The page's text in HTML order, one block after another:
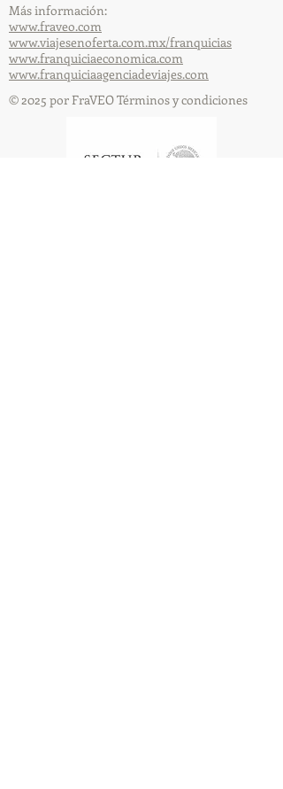
Más información:
www.fraveo.com
www.viajesenoferta.com.mx/franquicias
www.franquiciaeconomica.com
www.franquiciaagenciadeviajes.com
© 2025 por FraVEO Términos y condiciones